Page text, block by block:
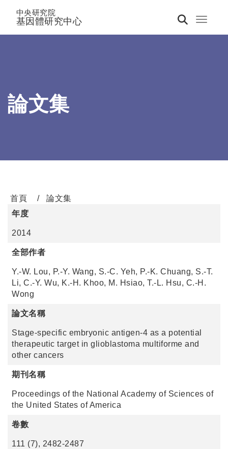
Toggle
中央研究院
基因體研究中心
論文集
首頁
論文集
年度
2014
全部作者
Y.-W. Lou, P.-Y. Wang, S.-C. Yeh, P.-K. Chuang, S.-T.
Li, C.-Y. Wu, K.-H. Khoo, M. Hsiao, T.-L. Hsu, C.-H.
Wong
論文名稱
Stage-specific embryonic antigen-4 as a potential
therapeutic target in glioblastoma multiforme and
other cancers
期刊名稱
Proceedings of the National Academy of Sciences of
the United States of America
卷數
111 (7), 2482-2487